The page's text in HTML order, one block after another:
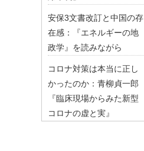
安保3文書改訂と中国の存
在感：『エネルギーの地
政学』を読みながら
コロナ対策は本当に正し
かったのか：青柳貞一郎
『臨床現場からみた新型
コロナの虚と実』